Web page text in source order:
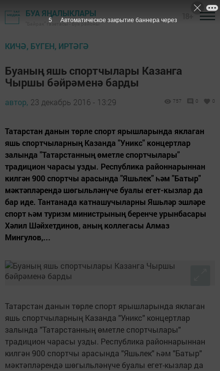
БУА ЯҢАЛЫКЛАРЫ
"Байрак" газетасы - Буа районы
КИЧӘ, БҮГЕН, ИРТӘГӘ
Буаның яшь спортчылары Казанга
Чыршы бәйрәменә барды
автор, 23 декабрь 2016 - 13:29 757 0 0
Татарстан данын төрле спорт ярышларында яклаган
яшь спортчыларның Казанда "Уникс" концертлар
залында "Татарстанның өметле спортчылары"
традицион чарасы узды. Республика районнарыннан
килгән 900 спортчы арасында "Яшьлек" һәм "Батыр"
мәктәпләрендә шөгыльләнүче буалы егет-кызлар да
бар иде. Тантанада катнашучыларны Яшьләр эшләре
спорт һәм туризм министрының беренче урынбасары
Хәлил Шәйхетдинов, аның коллегасы Алмаз
Мингулов,...
Татарстан данын төрле спорт ярышларында яклаган
яшь спортчыларның Казанда "Уникс" концертлар
залында "Татарстанның өметле спортчылары"
традицион чарасы узды. Республика районнарыннан
килгән 900 спортчы арасында "Яшьлек" һәм "Батыр"
мәктәпләрендә шөгыльләнүче буалы егет-кызлар да
4 Автоматическое закрытие баннера через